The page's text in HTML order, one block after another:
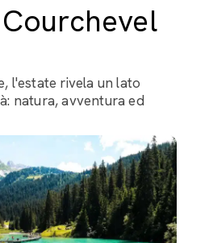
l'estate rivela un lato
natura, avventura ed